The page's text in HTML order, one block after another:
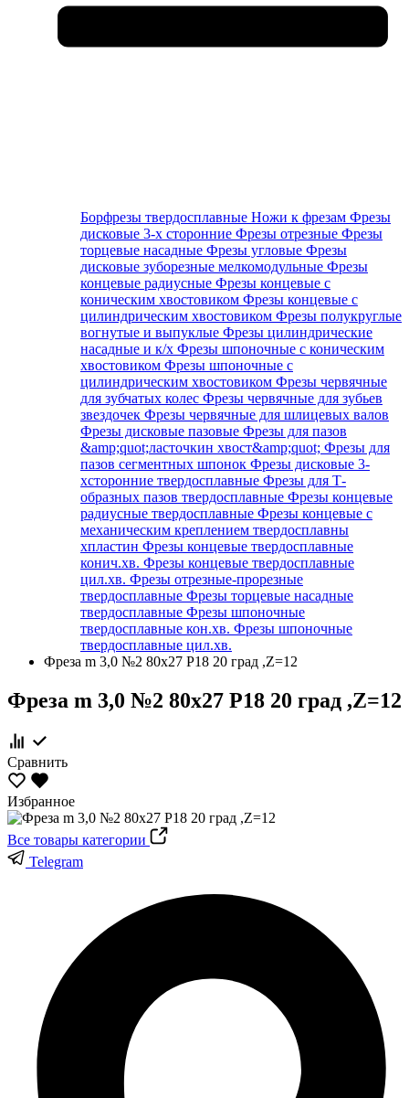
Борфрезы твердосплавные Ножи к фрезам Фрезы
дисковые 3-х сторонние Фрезы отрезные Фрезы
торцевые насадные Фрезы угловые Фрезы
дисковые зуборезные мелкомодульные Фрезы
концевые радиусные Фрезы концевые с
коническим хвостовиком Фрезы концевые с
цилиндрическим хвостовиком Фрезы полукруглые
вогнутые и выпуклые Фрезы цилиндрические
насадные и к/х Фрезы шпоночные с коническим
хвостовиком Фрезы шпоночные с
цилиндрическим хвостовиком Фрезы червячные
для зубчатых колес Фрезы червячные для зубьев
звездочек Фрезы червячные для шлицевых валов
Фрезы дисковые пазовые Фрезы для пазов
&amp;quot;ласточкин хвост&amp;quot; Фрезы для
пазов сегментных шпонок Фрезы дисковые 3-
хсторонние твердосплавные Фрезы для Т-
образных пазов твердосплавные Фрезы концевые
радиусные твердосплавные Фрезы концевые с
механическим креплением твердосплавны
хпластин Фрезы концевые твердосплавные
конич.хв. Фрезы концевые твердосплавные
цил.хв. Фрезы отрезные-прорезные
твердосплавные Фрезы торцевые насадные
твердосплавные Фрезы шпоночные
твердосплавные кон.хв. Фрезы шпоночные
твердосплавные цил.хв.
Фреза m 3,0 №2 80х27 Р18 20 град ,Z=12
Фреза m 3,0 №2 80х27 Р18 20 град ,Z=12
Сравнить
Избранное
Все товары категории
Telegram